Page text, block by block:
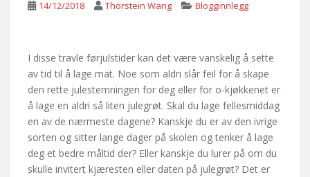
14/12/2018 Thorstein Wang Blogginnlegg
I disse travle førjulstider kan det være vanskelig å sette
av tid til å lage mat. Noe som aldri slår feil for å skape
den rette julestemningen for deg eller for o-kjøkkenet er
å lage en aldri så liten julegrøt. Skal du lage fellesmiddag
en av de nærmeste dagene? Kanskje du er av den ivrige
sorten og sitter lange dager på skolen og tenker å lage
deg et bedre måltid der? Eller kanskje du lurer på om du
skulle invitert kjæresten eller daten på julegrøt? Det er